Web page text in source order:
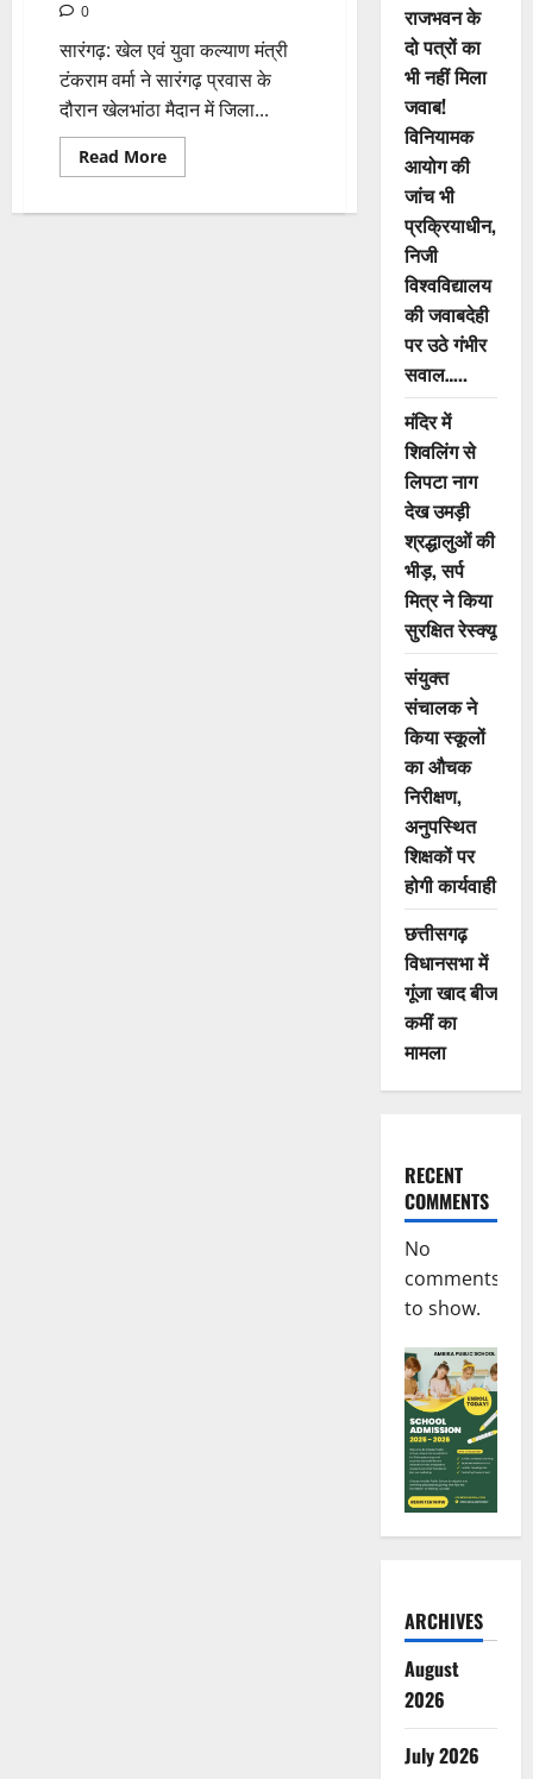
0
सारंगढ़: खेल एवं युवा कल्याण मंत्री
टंकराम वर्मा ने सारंगढ़ प्रवास के
दौरान खेलभांठा मैदान में जिला...
Read MoreRead
more
राजभवन के
दो पत्रों का
भी नहीं मिला
जवाब!
विनियामक
आयोग की
जांच भी
प्रक्रियाधीन,
निजी
विश्वविद्यालय
की जवाबदेही
पर उठे गंभीर
सवाल…..
मंदिर में
शिवलिंग से
लिपटा नाग
देख उमड़ी
श्रद्धालुओं की
भीड़, सर्प
मित्र ने किया
सुरक्षित रेस्क्यू
संयुक्त
संचालक ने
किया स्कूलों
का औचक
निरीक्षण,
अनुपस्थित
शिक्षकों पर
होगी कार्यवाही
छत्तीसगढ़
विधानसभा में
गूंजा खाद बीज
कमीं का
मामला
RECENT
COMMENTS
No
comments
to show.
ARCHIVES
August
2026
July 2026